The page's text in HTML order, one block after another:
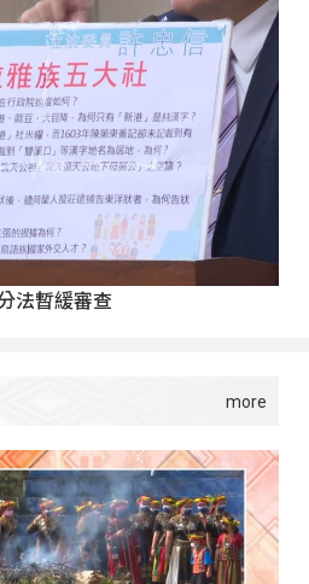
法暫緩審查